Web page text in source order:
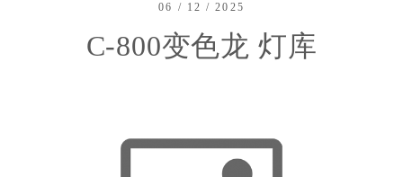
06 / 12 / 2025
C-800变色龙 灯库